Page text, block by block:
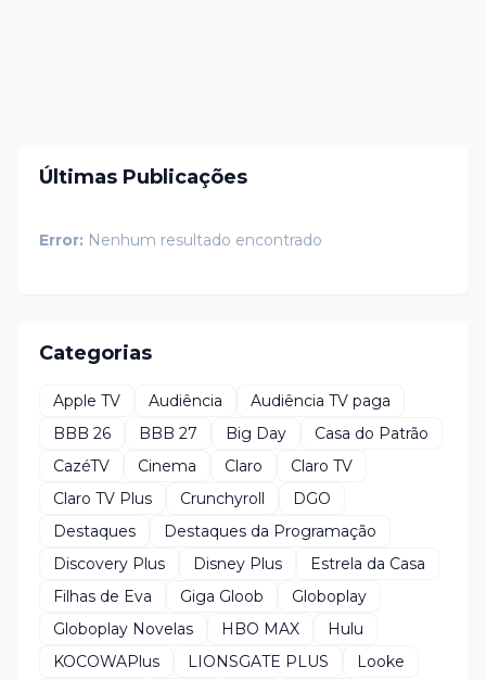
Últimas Publicações
Error: Nenhum resultado encontrado
Categorias
Apple TV Audiência
Audiência TV paga
BBB 26
BBB 27 Big Day
Casa do Patrão
CazéTV
Cinema Claro
Claro TV
Claro TV Plus
Crunchyroll
DGO
Destaques
Destaques da Programação
Discovery Plus
Disney Plus
Estrela da Casa
Filhas de Eva
Giga Gloob
Globoplay
Globoplay Novelas
HBO MAX
Hulu
KOCOWAPlus
LIONSGATE PLUS
Looke